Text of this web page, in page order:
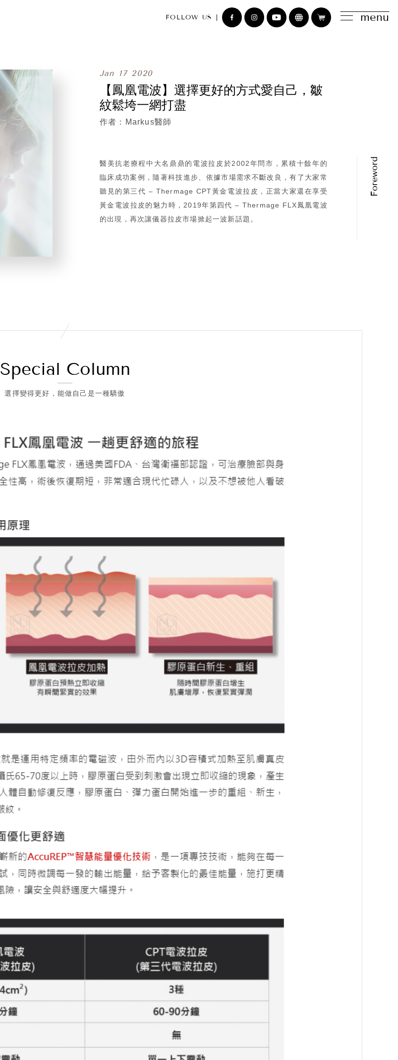
FOLLOW US menu
Jan 17 2020
【鳳凰電波】選擇更好的方式愛自己，皺
紋鬆垮一網打盡
Markus醫師
醫美抗老療程中大名鼎鼎的電波拉皮於2002年問市，累積十餘年的
臨床成功案例，隨著科技進步、依據市場需求不斷改良，有了大家常
聽見的第三代 – Thermage CPT黃金電波拉皮，正當大家還在享受
黃金電波拉皮的魅力時，2019年第四代 – Thermage FLX鳳凰電波
的出現，再次讓儀器拉皮市場掀起一波新話題。
Special Column
選擇變得更好，能做自己是一種驕傲